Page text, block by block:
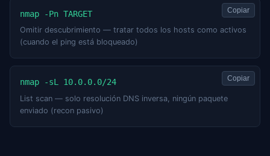
nmap -Pn TARGET
Omitir descubrimiento — tratar todos los hosts como activos
(cuando el ping está bloqueado)
Copiar
nmap -sL 10.0.0.0/24
List scan — solo resolución DNS inversa, ningún paquete
enviado (recon pasivo)
Copiar